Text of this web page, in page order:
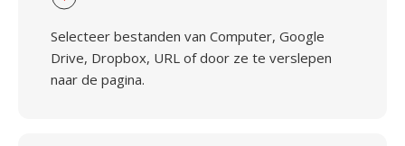
Selecteer bestanden van Computer, Google
Drive, Dropbox, URL of door ze te verslepen
naar de pagina.